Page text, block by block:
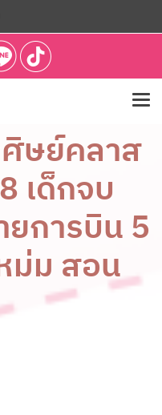
ษย์คลาส
เด็กจบ
การบิน 5
ม่ม สอน